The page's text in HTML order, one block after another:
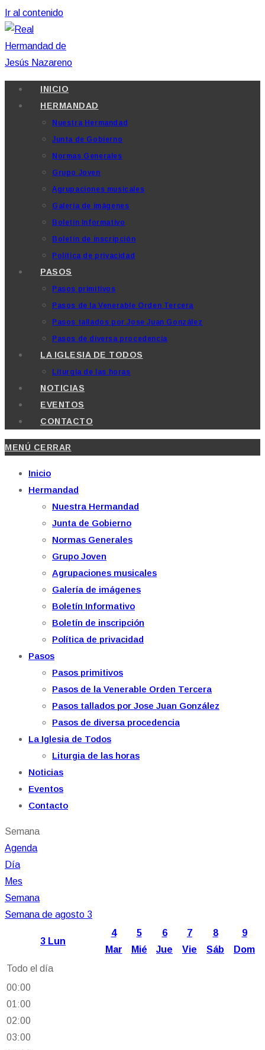
Ir al contenido
INICIO
HERMANDAD
Nuestra Hermandad
Junta de Gobierno
Normas Generales
Grupo Joven
Agrupaciones musicales
Galería de imágenes
Boletín Informativo
Boletín de inscripción
Política de privacidad
PASOS
Pasos primitivos
Pasos de la Venerable Orden Tercera
Pasos tallados por Jose Juan González
Pasos de diversa procedencia
LA IGLESIA DE TODOS
Liturgia de las horas
NOTICIAS
EVENTOS
CONTACTO
MENÚ CERRAR
Inicio
Hermandad
Nuestra Hermandad
Junta de Gobierno
Normas Generales
Grupo Joven
Agrupaciones musicales
Galería de imágenes
Boletín Informativo
Boletín de inscripción
Política de privacidad
Pasos
Pasos primitivos
Pasos de la Venerable Orden Tercera
Pasos tallados por Jose Juan González
Pasos de diversa procedencia
La Iglesia de Todos
Liturgia de las horas
Noticias
Eventos
Contacto
Semana
Agenda
Día
Mes
Semana
Semana de agosto 3
3 Lun
4
Mar
5
Mié
6
Jue
7
Vie
8
Sáb
9
Dom
Todo el día
00:00
01:00
02:00
03:00